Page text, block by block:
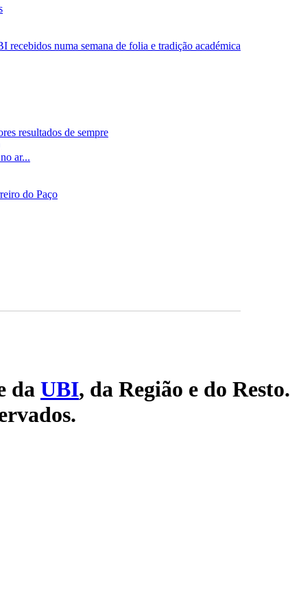
numa semana de folia e tradição académica
resultados de sempre
ar...
do Paço
da UBI, da Região e do Resto.